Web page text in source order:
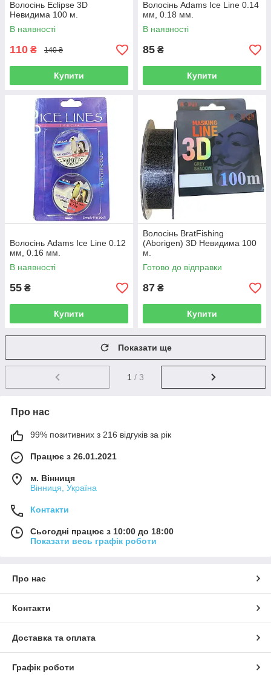
Волосінь Eclipse 3D
Невидима 100 м.
В наявності
110 ₴ 140 ₴
Купити
Волосінь Adams Ice Line 0.14
мм, 0.18 мм.
В наявності
85 ₴
Купити
Волосінь Adams Ice Line 0.12
мм, 0.16 мм.
В наявності
55 ₴
Купити
Волосінь BratFishing
(Aborigen) 3D Невидима 100
м.
Готово до відправки
87 ₴
Купити
Показати ще
1 / 3
Про нас
99% позитивних з 216 відгуків за рік
Працює з 26.01.2021
м. Вінниця
Вінниця, Україна
Контакти
Сьогодні працює з 10:00 до 18:00
Показати весь графік роботи
Про нас
Контакти
Доставка та оплата
Графік роботи